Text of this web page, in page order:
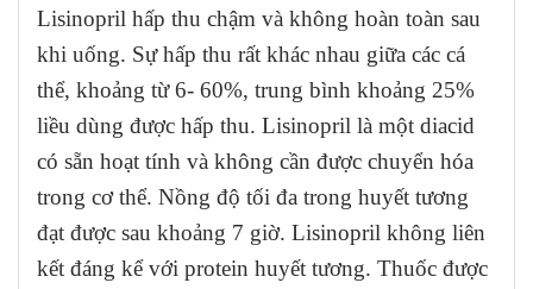
Lisinopril hấp thu chậm và không hoàn toàn sau
khi uống. Sự hấp thu rất khác nhau giữa các cá
thể, khoảng từ 6- 60%, trung bình khoảng 25%
liều dùng được hấp thu. Lisinopril là một diacid
có sẵn hoạt tính và không cần được chuyển hóa
trong cơ thể. Nồng độ tối đa trong huyết tương
đạt được sau khoảng 7 giờ. Lisinopril không liên
kết đáng kể với protein huyết tương. Thuốc được